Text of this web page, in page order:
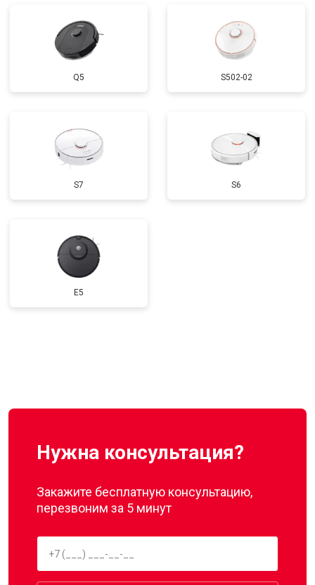
Q5 S502-02
S7 S6
E5
Нужна консультация?
Закажите бесплатную консультацию,
перезвоним за 5 минут